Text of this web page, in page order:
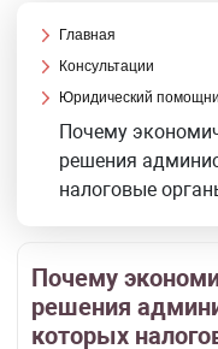
Главная
Консультации
Юридический
Почему
решения
налоговые
Почему
решения
которых